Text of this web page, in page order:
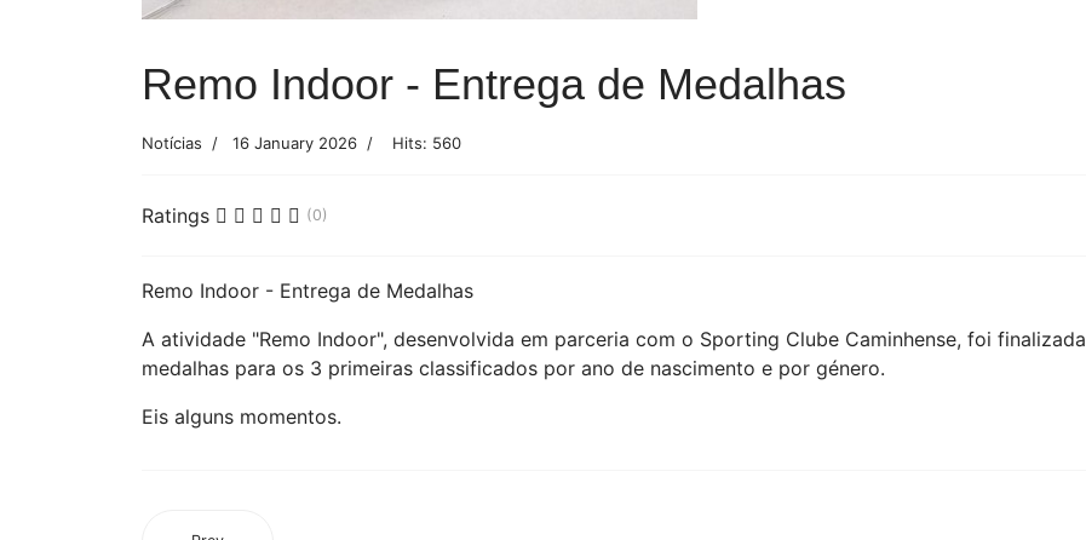
Remo Indoor - Entrega de Medalhas
Notícias 16 January 2026 Hits: 560
Ratings (0)
Remo Indoor - Entrega de Medalhas
A atividade "Remo Indoor", desenvolvida em parceria com o Sporting Clube Caminhense, foi
medalhas para os 3 primeiras classificados por ano de nascimento e por género.
Eis alguns momentos.